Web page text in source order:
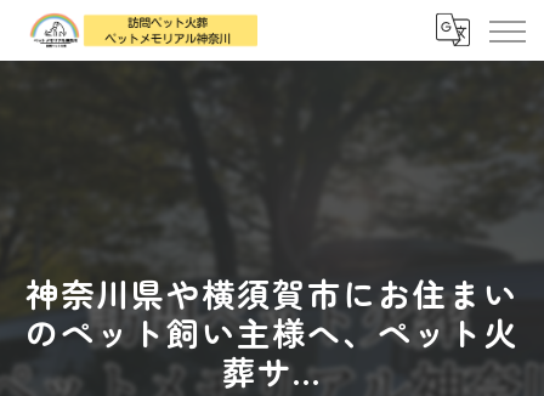
神奈川県や横須賀市にお住まい
のペット飼い主様へ、ペット火
葬サ...